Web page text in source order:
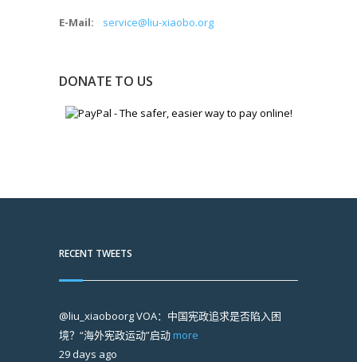
E-Mail: service@liu-xiaobo.org
DONATE TO US
RECENT TWEETS
@liu_xiaoboorgVOA：中国宪政追求是否陷入困
境？“海外宪政运动”启动 more
29 days ago